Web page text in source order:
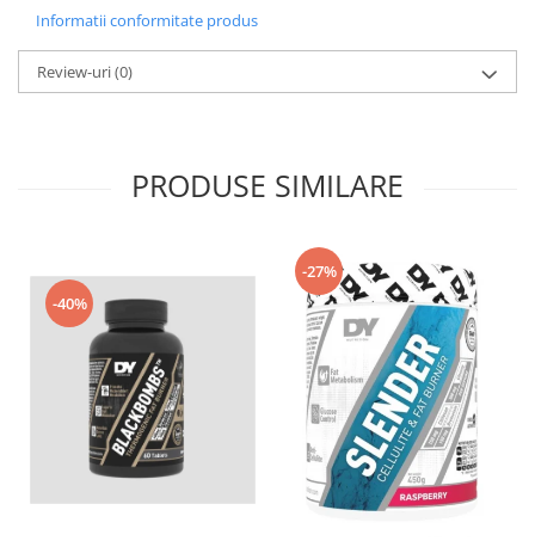
Informatii conformitate produs
Review-uri(0)
PRODUSE SIMILARE
-40%
-27%